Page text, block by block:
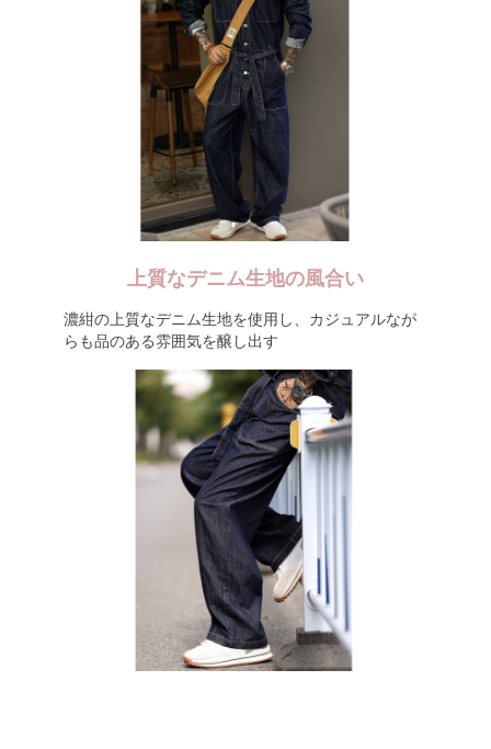
上質なデニム生地の風合い
濃紺の上質なデニム生地を使用し、カジュアルなが
らも品のある雰囲気を醸し出す